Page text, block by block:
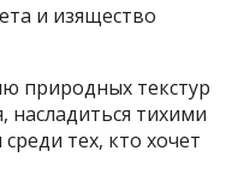
и изящество
природных текстур
насладиться тихими
тех, кто хочет